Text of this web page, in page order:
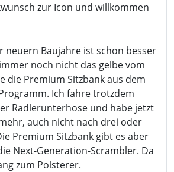
zur Icon und willkommen
neuern Baujahre ist schon besser
noch nicht das gelbe vom
die Premium Sitzbank aus dem
Ich fahre trotzdem
Radlerunterhose und habe jetzt
auch nicht nach drei oder
Premium Sitzbank gibt es aber
Next-Generation-Scrambler. Da
zum Polsterer.